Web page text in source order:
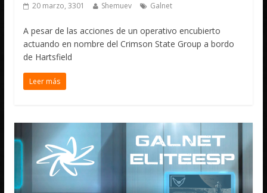
20 marzo, 3301 Shemuev Galnet
A pesar de las acciones de un operativo encubierto
actuando en nombre del Crimson State Group a bordo
de Hartsfield
Leer más